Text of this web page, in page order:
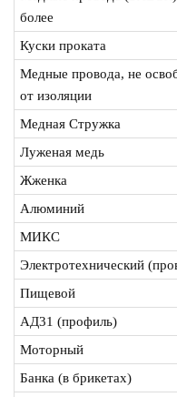
более
Куски проката
Медные провода, не
от изоляции
Медная Стружка
Луженая медь
Жженка
Алюминий
МИКС
Электротехнический
Пищевой
АД31 (профиль)
Моторный
Банка (в брикетах)